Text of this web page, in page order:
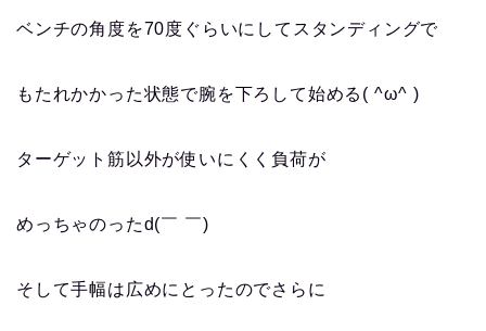
ベンチの角度を70度ぐらいにしてスタンディングで
もたれかかった状態で腕を下ろして始める ( ^ω^ )
ターゲット筋以外が使いにくく負荷が
めっちゃのったd(￣ ￣)
そして手幅は広めにとったのでさらに